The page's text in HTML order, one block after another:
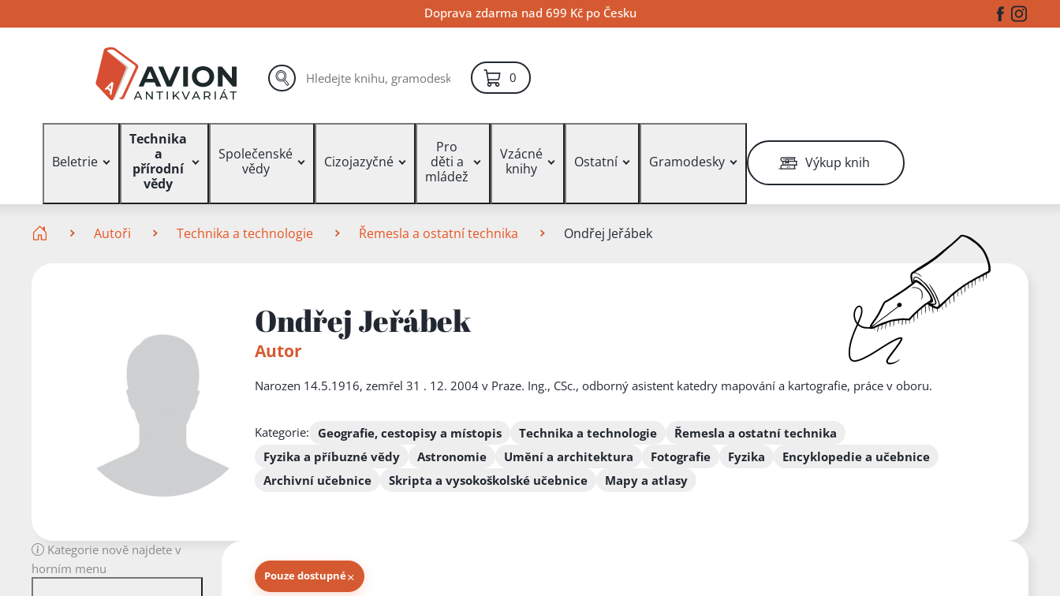
na
na
na
Doprava zdarma nad 699 Kč po Česku Facebook
Vyhledávání hledat
0položek – košík
Beletrie
Technika
a
přírodní
vědy
Společenské
vědy
Cizojazyčné
Pro
děti a
mládež
Vzácné
knihy
Ostatní Gramodesky Výkup knih
Autoři Technika a technologie Řemesla a ostatní technika Ondřej Jeřábek
Ondřej Jeřábek
Autor
Narozen 14.5.1916, zemřel 31 . 12. 2004 v Praze. Ing., CSc., odborný asistent katedry mapování a kartografie, práce v oboru.
Kategorie: Geografie, cestopisy a místopis Technika a technologie
Řemesla a ostatní technika
Fyzika a příbuzné vědy
Astronomie Umění a architektura Fotografie Fyzika
Encyklopedie a učebnice
Archivní učebnice
Skripta a vysokoškolské učebnice Mapy a atlasy
Kategorie nově najdete v
horním menu
Pouze dostupné×